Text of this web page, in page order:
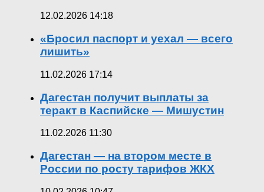
12.02.2026 14:18
«Бросил паспорт и уехал — всего
лишить»
11.02.2026 17:14
Дагестан получит выплаты за
теракт в Каспийске — Мишустин
11.02.2026 11:30
Дагестан — на втором месте в
России по росту тарифов ЖКХ